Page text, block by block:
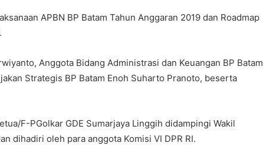
APBN BP Batam Tahun Anggaran 2019 dan Roadmap
Anggota Bidang Administrasi dan Keuangan BP Batam
Strategis BP Batam Enoh Suharto Pranoto, beserta
F-PGolkar GDE Sumarjaya Linggih didampingi Wakil
dihadiri oleh para anggota Komisi VI DPR RI.